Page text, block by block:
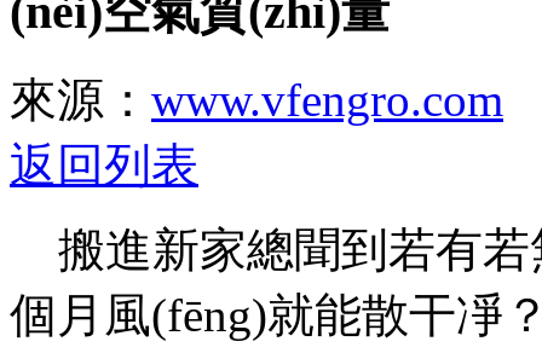
(nèi)空氣質(zhì)量
來源： www.vfengro.com
返回列表
搬進新家總聞到若有若
個月風(fēng)就能散干凈